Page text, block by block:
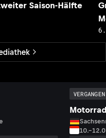
Saison-Hälfte
VERGANGEN